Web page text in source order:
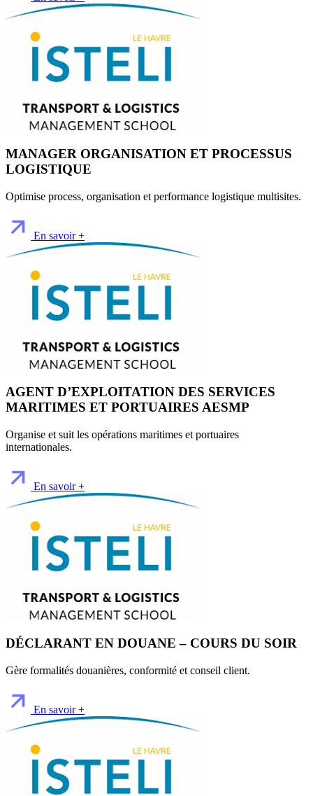
MANAGER ORGANISATION ET PROCESSUS
LOGISTIQUE
Optimise process, organisation et performance logistique multisites.
En savoir +
AGENT D’EXPLOITATION DES SERVICES
MARITIMES ET PORTUAIRES AESMP
Organise et suit les opérations maritimes et portuaires
internationales.
En savoir +
DÉCLARANT EN DOUANE – COURS DU SOIR
Gère formalités douanières, conformité et conseil client.
En savoir +